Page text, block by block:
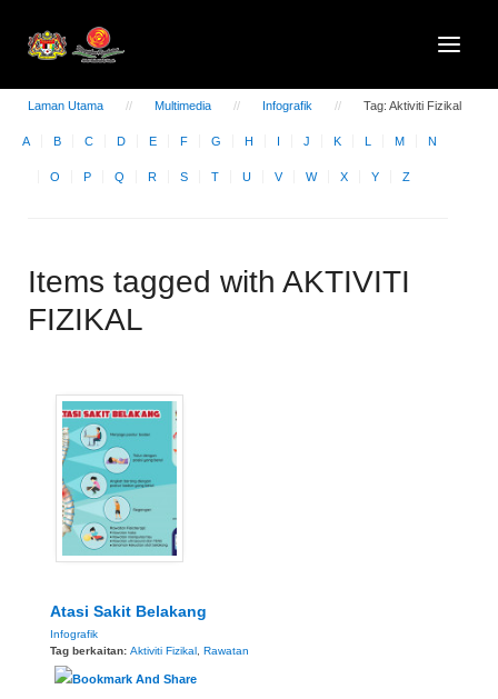
Laman Utama Multimedia Infografik Tag: Aktiviti Fizikal
A B C D E F G H I J K L M N
O P Q R S T U V W X Y Z
Items tagged with AKTIVITI
FIZIKAL
Atasi Sakit Belakang
Infografik
Tag berkaitan: Aktiviti Fizikal Rawatan